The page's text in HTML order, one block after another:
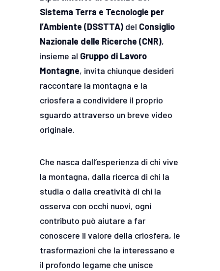
Sistema Terra e Tecnologie per
l’Ambiente (DSSTTA)del Consiglio
Nazionale delle Ricerche (CNR),
insieme al Gruppo di Lavoro
Montagne, invita chiunque desideri
raccontare la montagna e la
criosfera a condividere il proprio
sguardo attraverso un breve video
originale.
Che nasca dall’esperienza di chi vive
la montagna, dalla ricerca di chi la
studia o dalla creatività di chi la
osserva con occhi nuovi, ogni
contributo può aiutare a far
conoscere il valore della criosfera, le
trasformazioni che la interessano e
il profondo legame che unisce